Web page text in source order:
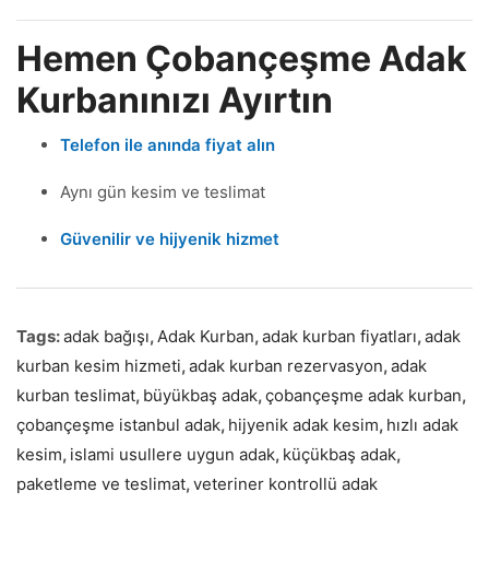
Hemen Çobançeşme Adak
Kurbanınızı Ayırtın
Telefon ile anında fiyat alın
Aynı gün kesim ve teslimat
Güvenilir ve hijyenik hizmet
Tags:adak bağışı,Adak Kurban,adak kurban fiyatları,adak
kurban kesim hizmeti,adak kurban rezervasyon,adak
kurban teslimat, büyükbaş adak,çobançeşme adak kurban,
çobançeşme istanbul adak, hijyenik adak kesim, hızlı adak
kesim, islami usullere uygun adak, küçükbaş adak,
paketleme ve teslimat,veteriner kontrollü adak